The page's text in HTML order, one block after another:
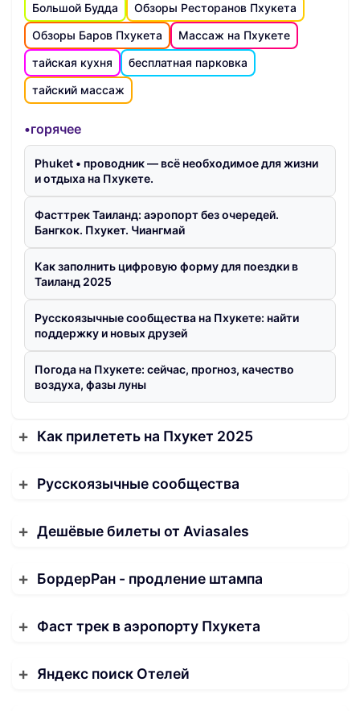
Большой Будда
Обзоры Ресторанов Пхукета
Обзоры Баров Пхукета
Массаж на Пхукете
тайская кухня
бесплатная парковка
тайский массаж
•горячее
Phuket • проводник — всё необходимое для жизни
и отдыха на Пхукете.
Фасттрек Таиланд: аэропорт без очередей.
Бангкок. Пхукет. Чиангмай
Как заполнить цифровую форму для поездки в
Таиланд 2025
Русскоязычные сообщества на Пхукете: найти
поддержку и новых друзей
Погода на Пхукете: сейчас, прогноз, качество
воздуха, фазы луны
Как прилететь на Пхукет 2025
Русскоязычные сообщества
Дешёвые билеты от Aviasales
БордерРан - продление штампа
Фаст трек в аэропорту Пхукета
Яндекс поиск Отелей